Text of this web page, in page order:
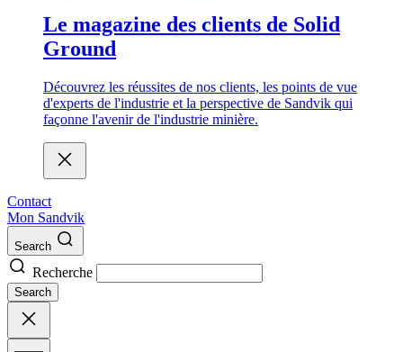
Le magazine des clients de Solid
Ground
Découvrez les réussites de nos clients, les points de vue
d'experts de l'industrie et la perspective de Sandvik qui
façonne l'avenir de l'industrie minière.
Contact
Mon Sandvik
Search
Recherche
Search